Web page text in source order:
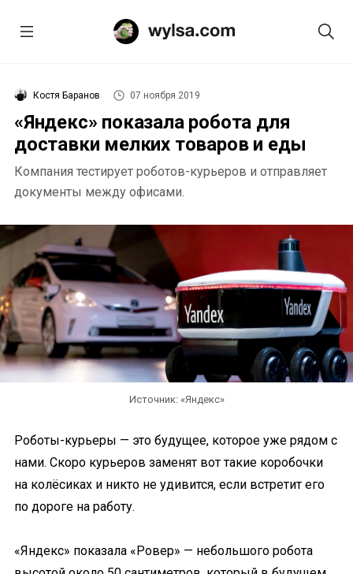
Костя Баранов 07 ноября 2019
«Яндекс» показала робота для
доставки мелких товаров и еды
Компания тестирует роботов-курьеров и отправляет
документы между офисами.
Источник: «Яндекс»
Роботы-курьеры — это будущее, которое уже рядом с
нами. Скоро курьеров заменят вот такие коробочки
на колёсиках и никто не удивится, если встретит его
по дороге на работу.
«Яндекс» показала «Ровер» — небольшого робота